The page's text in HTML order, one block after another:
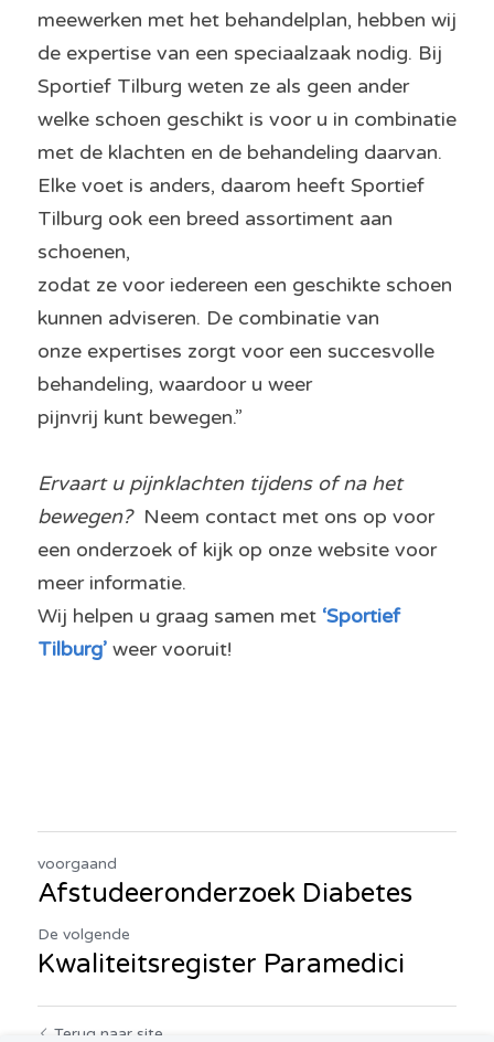
meewerken met het behandelplan, hebben wij
de expertise van een speciaalzaak nodig. Bij
Sportief Tilburg weten ze als geen ander
welke schoen geschikt is voor u in combinatie
met de klachten en de behandeling daarvan.
Elke voet is anders, daarom heeft Sportief
Tilburg ook een breed assortiment aan
schoenen,
zodat ze voor iedereen een geschikte schoen
kunnen adviseren. De combinatie van
onze expertises zorgt voor een succesvolle
behandeling, waardoor u weer
pijnvrij kunt bewegen.”
Ervaart u pijnklachten tijdens of na het
bewegen? Neem contact met ons op voor
een onderzoek of kijk op onze website voor
meer informatie.
Wij helpen u graag samen met ‘Sportief
Tilburg’ weer vooruit!
voorgaand
Afstudeeronderzoek Diabetes
De volgende
Kwaliteitsregister Paramedici
Terug naar site